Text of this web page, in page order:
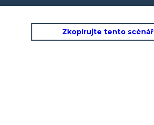
Zkopírujte tento scénář